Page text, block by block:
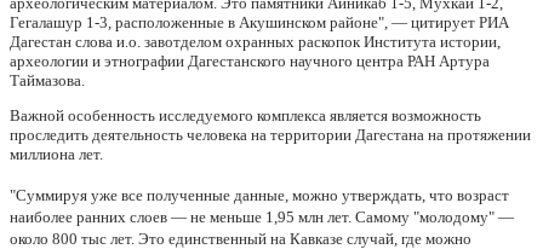
Гегалашур 1-3, расположенные в Акушинском районе", — цитирует РИА
Дагестан слова и.о. завотделом охранных раскопок Института истории,
археологии и этнографии Дагестанского научного центра РАН Артура
Таймазова.
Важной особенность исследуемого комплекса является возможность
проследить деятельность человека на территории Дагестана на протяжении
миллиона лет.
"Суммируя уже все полученные данные, можно утверждать, что возраст
наиболее ранних слоев — не меньше 1,95 млн лет. Самому "молодому" —
около 800 тыс лет. Это единственный на Кавказе случай, где можно